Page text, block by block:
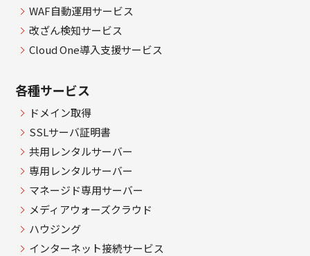
WAF自動運用サービス
改ざん検知サービス
Cloud One導入支援サービス
各種サービス
ドメイン取得
SSLサーバ証明書
共用レンタルサーバー
専用レンタルサーバー
マネージド専用サーバー
メディアウォーズクラウド
ハウジング
インターネット接続サービス